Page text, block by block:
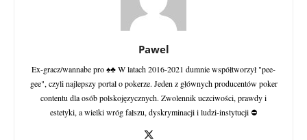
Pawel
Ex-gracz/wannabe pro ♠♣ W latach 2016-2021 dumnie współtworzył "pee-
gee", czyli najlepszy portal o pokerze. Jeden z głównych producentów poker
contentu dla osób polskojęzycznych. Zwolennik uczciwości, prawdy i
estetyki, a wielki wróg fałszu, dyskryminacji i ludzi-instytucji ⛔